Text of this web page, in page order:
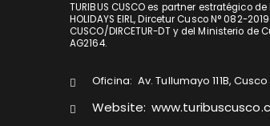
TURIBUS CUSCO es partner estratégico de
HOLIDAYS EIRL, Dircetur Cusco N° 082-
CUSCO/DIRCETUR-DT y del Ministerio de
AG2164.
Oficina: Av. Tullumayo 111B, Cusco
Website: